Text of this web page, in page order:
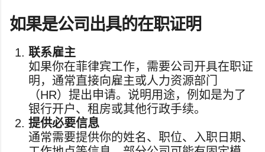
如果是公司出具的在职证明
联系雇主
如果你在菲律宾工作，需要公司开具在职证
明，通常直接向雇主或人力资源部门
（HR）提出申请。说明用途，例如是为了
银行开户、租房或其他行政手续。
提供必要信息
通常需要提供你的姓名、职位、入职日期、